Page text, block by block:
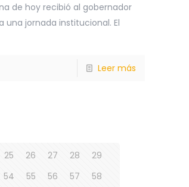
de hoy recibió al gobernador
una jornada institucional. El
Leer más
25 26 27 28
29
54 55 56 57 58